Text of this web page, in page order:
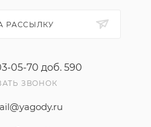
РАССЫЛКУ
05-70 доб. 590
ЗВОНОК